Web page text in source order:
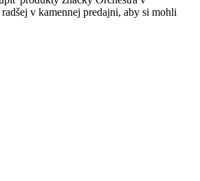
v kamennej predajni, aby si mohli